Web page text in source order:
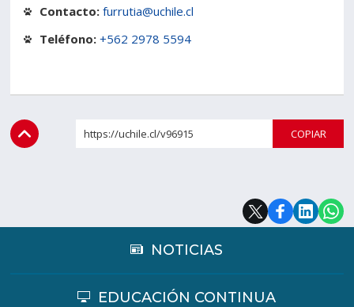
Contacto: furrutia@uchile.cl
Teléfono: +562 2978 5594
https://uchile.cl/v96915
NOTICIAS
EDUCACIÓN CONTINUA